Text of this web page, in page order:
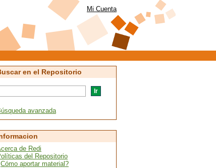
Mi Cuenta
en el Repositorio
avanzada
de Redi
del Repositorio
aportar material?